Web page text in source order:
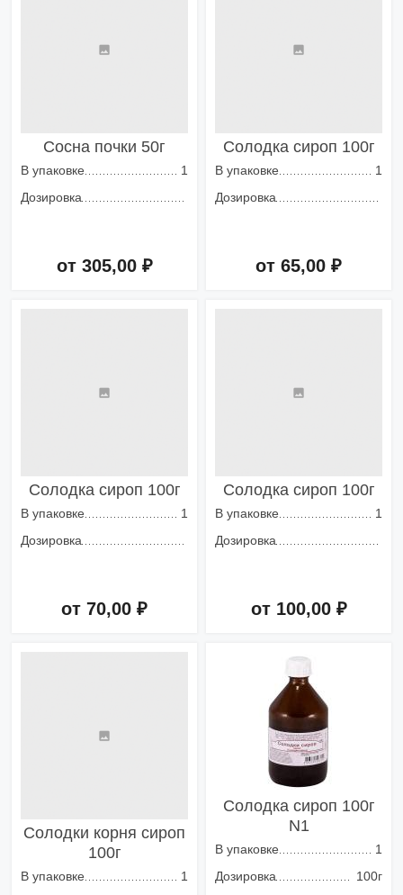
Сосна почки 50г
В упаковке
1
Дозировка
от 305,00 ₽
Солодка сироп 100г
В упаковке
1
Дозировка
от 65,00 ₽
Солодка сироп 100г
В упаковке
1
Дозировка
от 70,00 ₽
Солодка сироп 100г
В упаковке
1
Дозировка
от 100,00 ₽
Солодки корня сироп
100г
В упаковке
1
Солодка сироп 100г
N1
В упаковке
1
Дозировка
100г